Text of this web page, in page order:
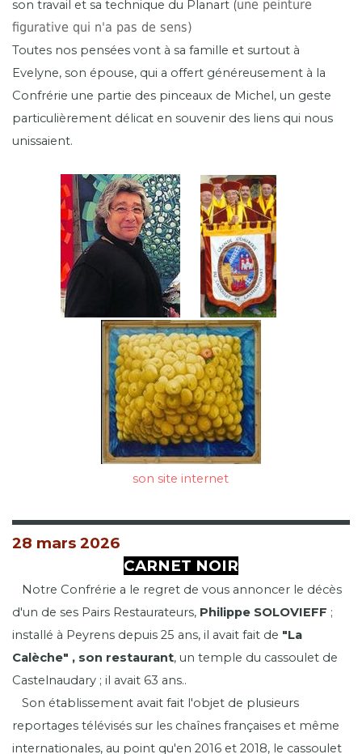
son travail et sa technique du Planart (une peinture
figurative qui n'a pas de sens)
Toutes nos pensées vont à sa famille et surtout à
Evelyne, son épouse, qui a offert généreusement à la
Confrérie une partie des pinceaux de Michel, un geste
particulièrement délicat en souvenir des liens qui nous
unissaient.
son site internet
28 mars 2026
CARNET NOIR
Notre Confrérie a le regret de vous annoncer le décès
d'un de ses Pairs Restaurateurs, Philippe SOLOVIEFF ;
installé à Peyrens depuis 25 ans, il avait fait de "La
Calèche" , son restaurant, un temple du cassoulet de
Castelnaudary ; il avait 63 ans..
Son établissement avait fait l'objet de plusieurs
reportages télévisés sur les chaînes françaises et même
internationales, au point qu'en 2016 et 2018, le cassoulet